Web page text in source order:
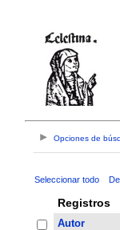
Opciones de
Seleccionar todo
Registros
Autor